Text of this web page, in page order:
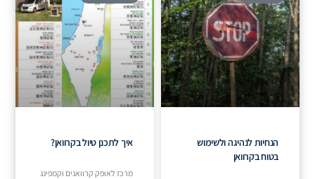
הנחיות לנהיגה ולשימוש
בטוח בקרוואן
איך לתכנן טיול בקרוואן?
מרכז לאופק קרוואנים וקמפינג